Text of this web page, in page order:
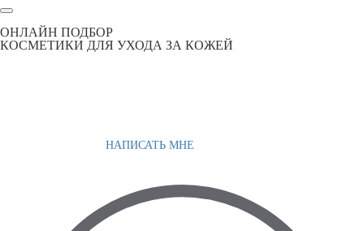
ОНЛАЙН ПОДБОР
КОСМЕТИКИ ДЛЯ УХОДА ЗА КОЖЕЙ
НАПИСАТЬ МНЕ